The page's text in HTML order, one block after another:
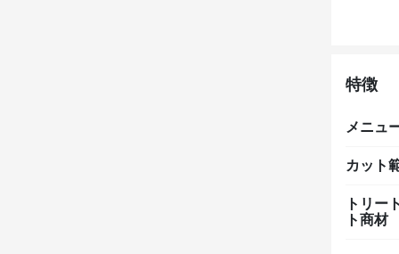
特徴
メニュ
カット
トリー
ト商材